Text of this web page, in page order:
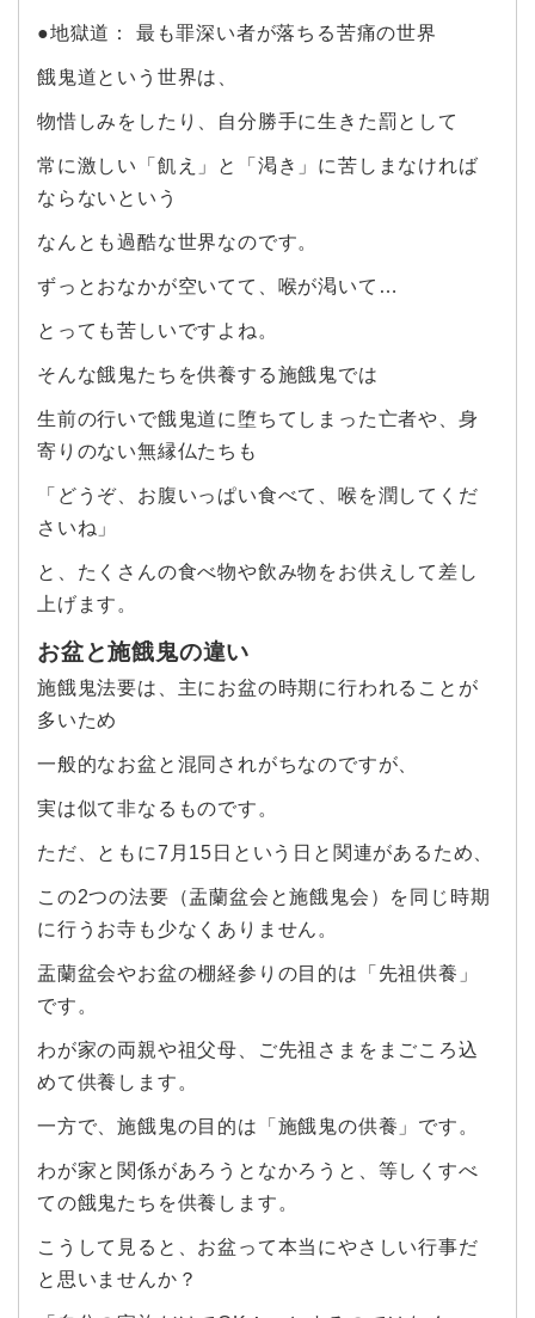
●地獄道： 最も罪深い者が落ちる苦痛の世界
餓鬼道という世界は、
物惜しみをしたり、自分勝手に生きた罰として
常に激しい「飢え」と「渇き」に苦しまなければ
ならないという
なんとも過酷な世界なのです。
ずっとおなかが空いてて、喉が渇いて…
とっても苦しいですよね。
そんな餓鬼たちを供養する施餓鬼では
生前の行いで餓鬼道に堕ちてしまった亡者や、身
寄りのない無縁仏たちも
「どうぞ、お腹いっぱい食べて、喉を潤してくだ
さいね」
と、たくさんの食べ物や飲み物をお供えして差し
上げます。
お盆と施餓鬼の違い
施餓鬼法要は、主にお盆の時期に行われることが
多いため
一般的なお盆と混同されがちなのですが、
実は似て非なるものです。
ただ、ともに7月15日という日と関連があるため、
この2つの法要（盂蘭盆会と施餓鬼会）を同じ時期
に行うお寺も少なくありません。
盂蘭盆会やお盆の棚経参りの目的は「先祖供養」
です。
わが家の両親や祖父母、ご先祖さまをまごころ込
めて供養します。
一方で、施餓鬼の目的は「施餓鬼の供養」です。
わが家と関係があろうとなかろうと、等しくすべ
ての餓鬼たちを供養します。
こうして見ると、お盆って本当にやさしい行事だ
と思いませんか？